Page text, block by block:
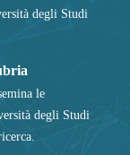
degli Studi
le
degli Studi